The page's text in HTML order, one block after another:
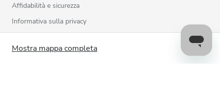
Mostra mappa completa
Affidabilità e sicurezza
Informativa sulla privacy
Politica sui cookie